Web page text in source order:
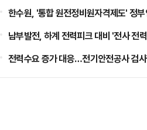
한수원, '통합 원전정비원자격제도' 정
남부발전, 하계 전력피크 대비 '전사 전
전력수요 증가 대응…전기안전공사 검